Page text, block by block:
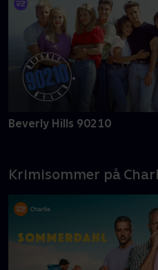
Beverly Hills 90210
Krimisommer på